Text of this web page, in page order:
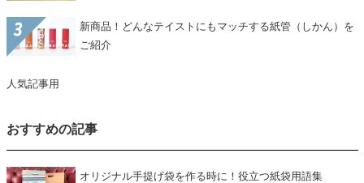
新商品！どんなテイストにもマッチする紙管（しかん）を
ご紹介
人気記事用
おすすめの記事
オリジナル手提げ袋を作る時に！役立つ紙袋用語集